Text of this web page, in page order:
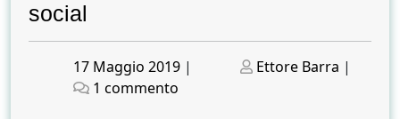
social
Posted
on
17 Maggio 2019 |
Posted
Ettore Barra |
1 commento